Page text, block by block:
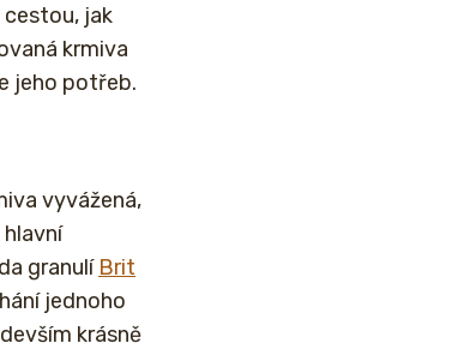
jak
krmiva
jeho potřeb.
vyvážená,
granulí Brit
jednoho
krásně